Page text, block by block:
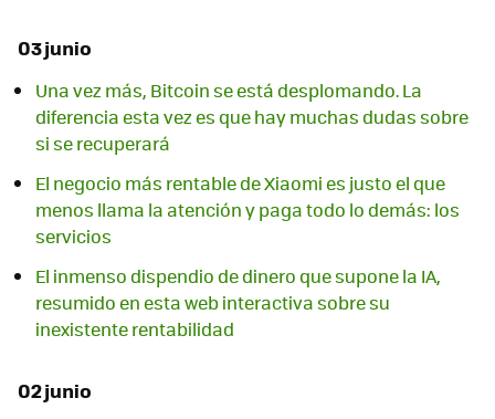
03 junio
Una vez más, Bitcoin se está desplomando. La
diferencia esta vez es que hay muchas dudas sobre
si se recuperará
El negocio más rentable de Xiaomi es justo el que
menos llama la atención y paga todo lo demás: los
servicios
El inmenso dispendio de dinero que supone la IA,
resumido en esta web interactiva sobre su
inexistente rentabilidad
02 junio